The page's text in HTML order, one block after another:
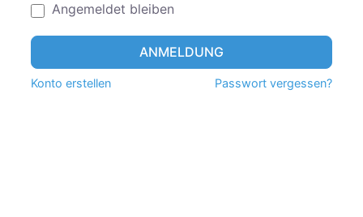
Angemeldet bleiben
ANMELDUNG
Konto erstellen Passwort vergessen?